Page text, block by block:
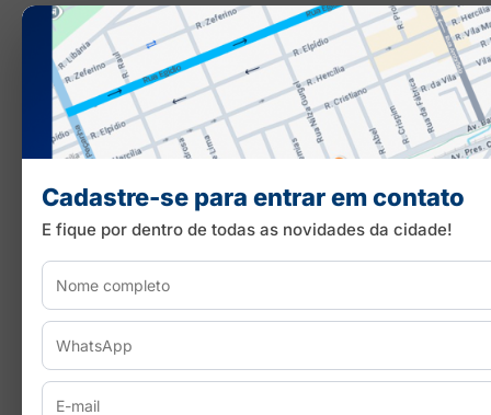
Cadastre-se para entrar em contato
E fique por dentro de todas as novidades da cidade!